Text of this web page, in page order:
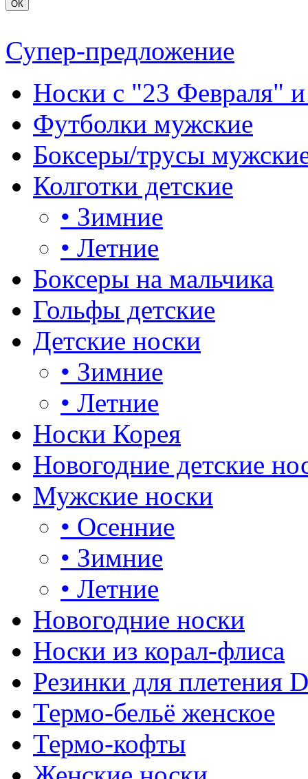
Супер-предложение
Носки с "23 Февраля"
Футболки мужские
Боксеры/трусы
Колготки детские
• Зимние
• Летние
Боксеры на мальчика
Гольфы детские
Детские носки
• Зимние
• Летние
Носки Корея
Новогодние детские
Мужские носки
• Осенние
• Зимние
• Летние
Новогодние носки
Носки из корал-флиса
Резинки для плетения
Термо-бельё женское
Термо-кофты